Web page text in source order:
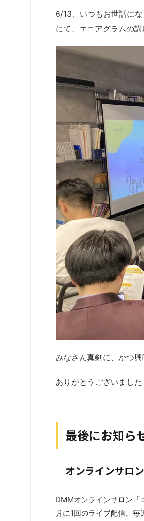
6/13、いつもお世話に
にて、エニアグラムの講
みなさん真剣に、かつ興
ありがとうございました
最後にお知ら
オンラインサロ
DMMオンラインサロン「
月に1回のライブ配信、毎